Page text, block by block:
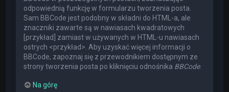
odpowiednią funkcję w formularzu tworzenia posta.
Sam BBCode jest podobny w składni do HTML-a, ale
znaczniki zawarte są w nawiasach kwadratowych
[przykład] zamiast w używanych w HTML-u nawiasach
ostrych <przykład>. Aby uzyskać więcej informacji o
BBCode, zapoznaj się z przewodnikiem dostępnym ze
strony tworzenia posta po kliknięciu odnośnika BBCode.
Na górę